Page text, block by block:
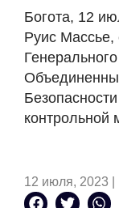
Богота, 12
Руис Массье,
контрольной
12 июля, 2023 |